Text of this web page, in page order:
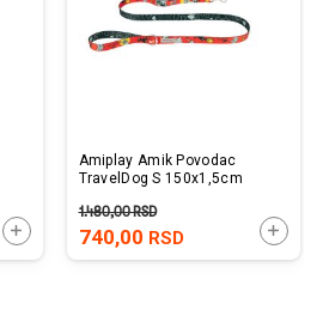
DODAJTE U KORPU
Amiplay Amik Povodac
TravelDog S 150x1,5cm
740,00 RSD
1.480,00RSD